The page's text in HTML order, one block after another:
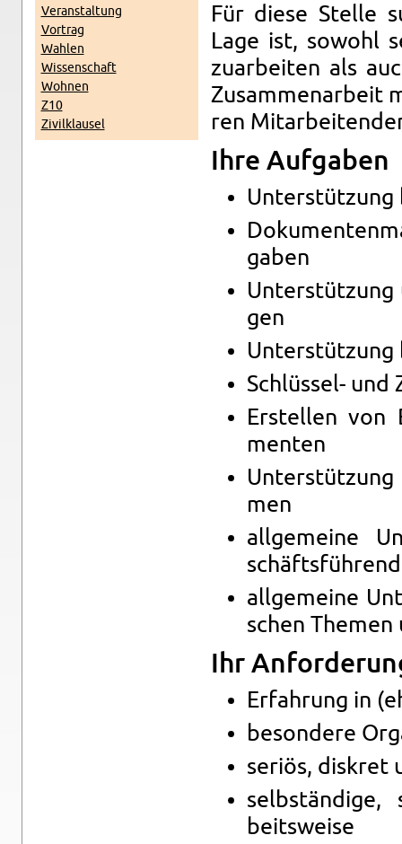
Ver­an­stal­tung
Vor­trag
Wah­len
Wis­sen­schaft
Woh­nen
Z10
Zi­vil­klau­sel
Für diese Stel­le
Lage ist, so­wohl
zu­ar­bei­ten als
Zu­sam­men­ar­beit
ren
Ihre Auf­ga­ben
Un­ter­stüt­zung
ga­ben
gen
Un­ter­stüt­zung
Schlüs­sel- und
Er­stel­len von
men­ten
men
all­ge­mei­ne
all­ge­mei­ne
schen
Ihr
Er­fah­rung in
be­son­de­re
se­ri­ös, dis­kret
beits­wei­se